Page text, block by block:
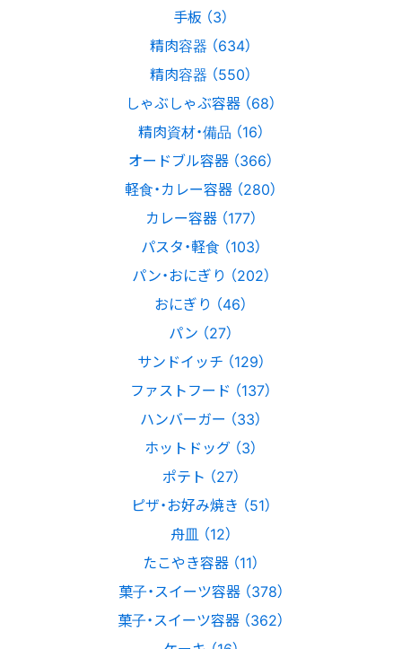
手板 （3）
精肉容器 （634）
精肉容器 （550）
しゃぶしゃぶ容器 （68）
精肉資材・備品 （16）
オードブル容器 （366）
軽食・カレー容器 （280）
カレー容器 （177）
パスタ・軽食 （103）
パン・おにぎり （202）
おにぎり （46）
パン （27）
サンドイッチ （129）
ファストフード （137）
ハンバーガー （33）
ホットドッグ （3）
ポテト （27）
ピザ・お好み焼き （51）
舟皿 （12）
たこやき容器 （11）
菓子・スイーツ容器 （378）
菓子・スイーツ容器 （362）